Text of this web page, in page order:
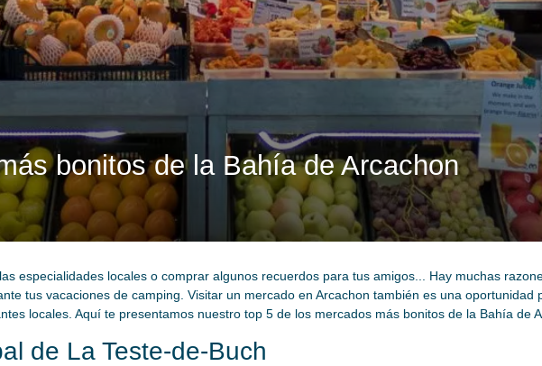
bonitos de la Bahía de Arcachon
especialidades locales o comprar algunos recuerdos para tus amigos... Hay muchas
tus vacaciones de camping. Visitar un mercado en Arcachon también es una oportunidad
locales. Aquí te presentamos nuestro top 5 de los mercados más bonitos de la Bahía de
de La Teste-de-Buch